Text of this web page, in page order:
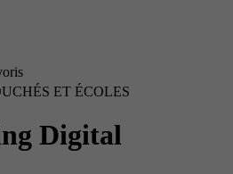
ET ÉCOLES
Digital